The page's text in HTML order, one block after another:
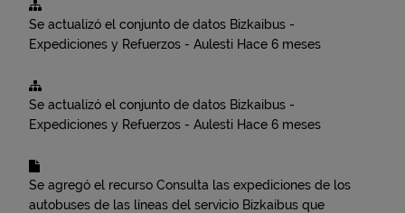
Se actualizó el conjunto de datos Bizkaibus -
Expediciones y Refuerzos - Aulesti Hace 6 meses
Se actualizó el conjunto de datos Bizkaibus -
Expediciones y Refuerzos - Aulesti Hace 6 meses
Se agregó el recurso Consulta las expediciones de los
autobuses de las líneas del servicio Bizkaibus que